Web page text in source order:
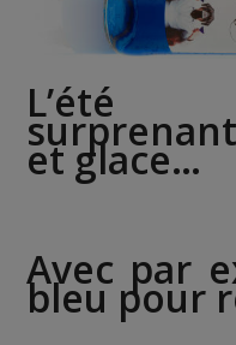
L’été
et glace…
Avec par
bleu pour